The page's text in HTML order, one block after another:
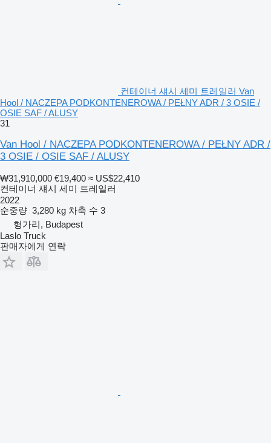
컨테이너 섀시 세미 트레일러 Van
Hool / NACZEPA PODKONTENEROWA / PEŁNY ADR / 3 OSIE /
OSIE SAF / ALUSY
31
Van Hool / NACZEPA PODKONTENEROWA / PEŁNY ADR /
3 OSIE / OSIE SAF / ALUSY
₩31,910,000 €19,400 ≈ US$22,410
컨테이너 섀시 세미 트레일러
2022
순중량 3,280 kg 차축 수 3
헝가리, Budapest
Laslo Truck
판매자에게 연락